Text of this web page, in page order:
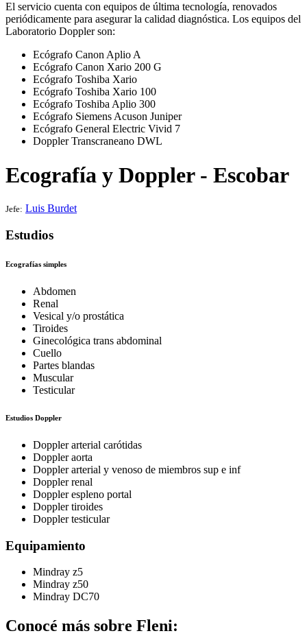
El servicio cuenta con equipos de última tecnología, renovados
periódicamente para asegurar la calidad diagnóstica. Los equipos del
Laboratorio Doppler son:
Ecógrafo Canon Aplio A
Ecógrafo Canon Xario 200 G
Ecógrafo Toshiba Xario
Ecógrafo Toshiba Xario 100
Ecógrafo Toshiba Aplio 300
Ecógrafo Siemens Acuson Juniper
Ecógrafo General Electric Vivid 7
Doppler Transcraneano DWL
Ecografía y Doppler - Escobar
Jefe: Luis Burdet
Estudios
Ecografías simples
Abdomen
Renal
Vesical y/o prostática
Tiroides
Ginecológica trans abdominal
Cuello
Partes blandas
Muscular
Testicular
Estudios Doppler
Doppler arterial carótidas
Doppler aorta
Doppler arterial y venoso de miembros sup e inf
Doppler renal
Doppler espleno portal
Doppler tiroides
Doppler testicular
Equipamiento
Mindray z5
Mindray z50
Mindray DC70
Conocé más sobre Fleni: